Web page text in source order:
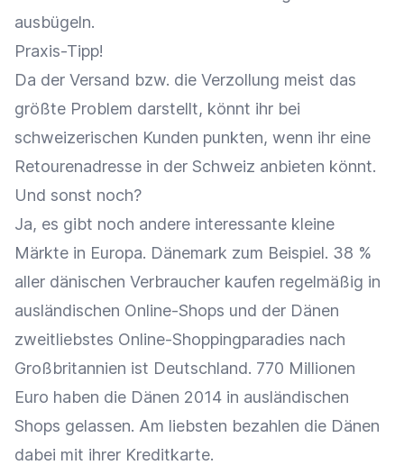
ausbügeln.
Praxis-Tipp!
Da der Versand bzw. die Verzollung meist das
größte Problem darstellt, könnt ihr bei
schweizerischen Kunden punkten, wenn ihr eine
Retourenadresse in der Schweiz anbieten könnt.
Und sonst noch?
Ja, es gibt noch andere interessante kleine
Märkte in Europa. Dänemark zum Beispiel. 38 %
aller dänischen Verbraucher kaufen regelmäßig in
ausländischen Online-Shops und der Dänen
zweitliebstes Online-Shoppingparadies nach
Großbritannien ist Deutschland. 770 Millionen
Euro haben die Dänen 2014 in ausländischen
Shops gelassen. Am liebsten bezahlen die Dänen
dabei mit ihrer Kreditkarte.